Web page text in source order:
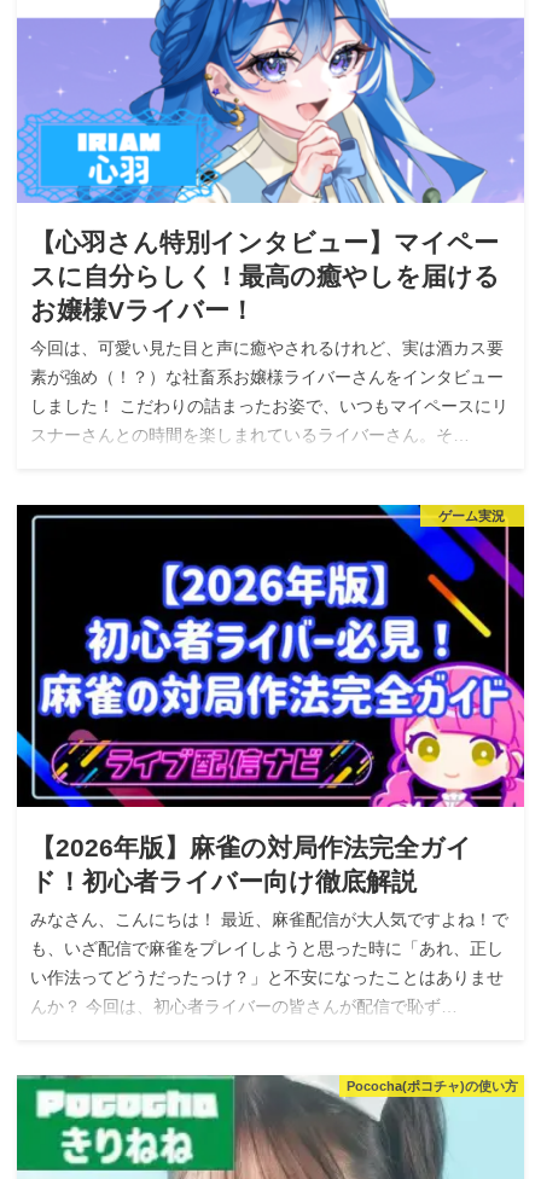
【心羽さん特別インタビュー】マイペー
スに自分らしく！最高の癒やしを届ける
お嬢様Vライバー！
今回は、可愛い見た目と声に癒やされるけれど、実は酒カス要
素が強め（！？）な社畜系お嬢様ライバーさんをインタビュー
しました！ こだわりの詰まったお姿で、いつもマイペースにリ
スナーさんとの時間を楽しまれているライバーさん。そ…
ゲーム実況
【2026年版】麻雀の対局作法完全ガイ
ド！初心者ライバー向け徹底解説
みなさん、こんにちは！ 最近、麻雀配信が大人気ですよね！で
も、いざ配信で麻雀をプレイしようと思った時に「あれ、正し
い作法ってどうだったっけ？」と不安になったことはありませ
んか？ 今回は、初心者ライバーの皆さんが配信で恥ず…
Pococha(ポコチャ)の使い方